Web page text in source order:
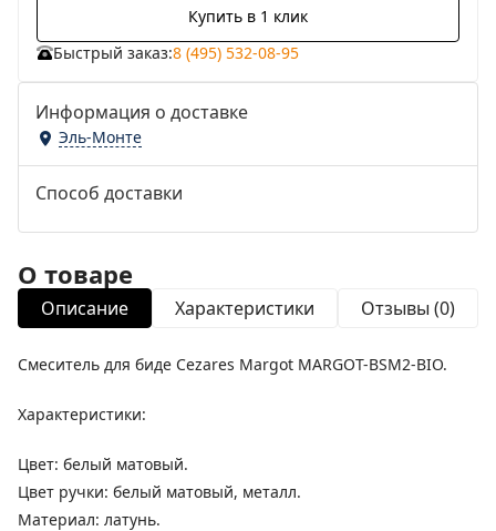
Купить в 1 клик
Быстрый заказ:8 (495) 532-08-95
Информация о доставке
Эль-Монте
Способ доставки
О товаре
Описание Характеристики Отзывы (0)
Смеситель для биде Cezares Margot MARGOT-BSM2-BIO.
Характеристики:
Цвет: белый матовый.
Цвет ручки: белый матовый, металл.
Материал: латунь.